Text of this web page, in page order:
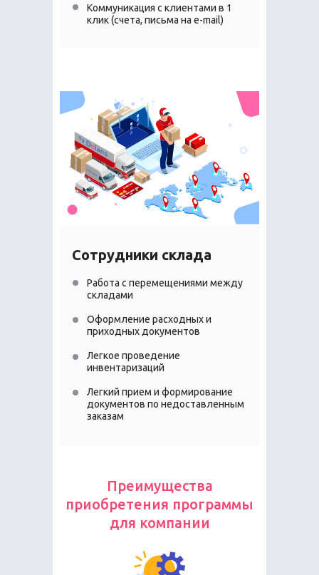
Коммуникация с клиентами в 1
клик (счета, письма на e-mail)
Сотрудники склада
Работа с перемещениями между
складами
Оформление расходных и
приходных документов
Легкое проведение
инвентаризаций
Легкий прием и формирование
документов по недоставленным
заказам
Преимущества
приобретения программы
для компании